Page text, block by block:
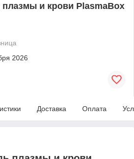
и крови PlasmaBox
2026
Доставка Оплата